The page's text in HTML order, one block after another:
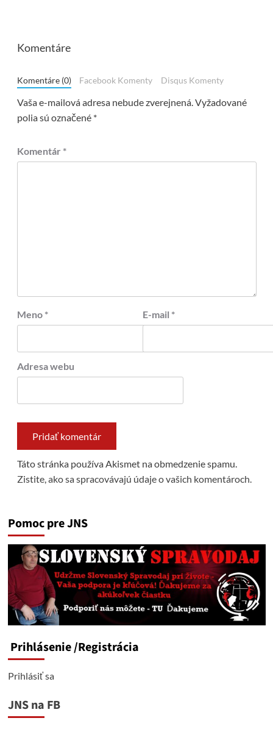
Komentáre
Komentáre (0) Facebook Komenty Disqus Komenty
Vaša e-mailová adresa nebude zverejnená.Vyžadované
polia sú označené *
Komentár *
Meno * E-mail *
Adresa webu
Táto stránka používa Akismet na obmedzenie spamu.
Zistite, ako sa spracovávajú údaje o vašich komentároch.
Pomoc pre JNS
Prihlásenie/Registrácia
Prihlásiť sa
JNS na FB